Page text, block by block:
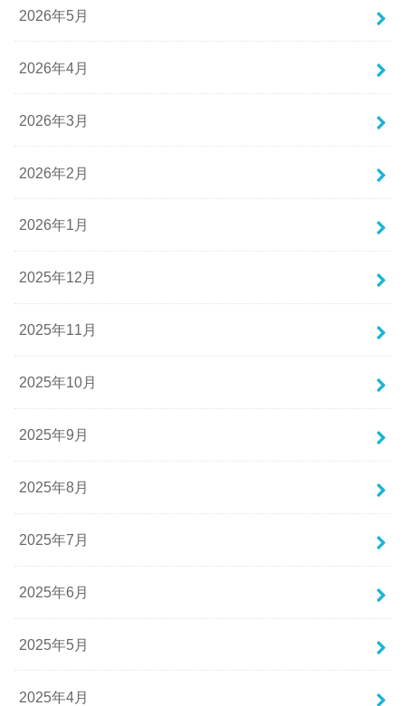
2026年5月
2026年4月
2026年3月
2026年2月
2026年1月
2025年12月
2025年11月
2025年10月
2025年9月
2025年8月
2025年7月
2025年6月
2025年5月
2025年4月